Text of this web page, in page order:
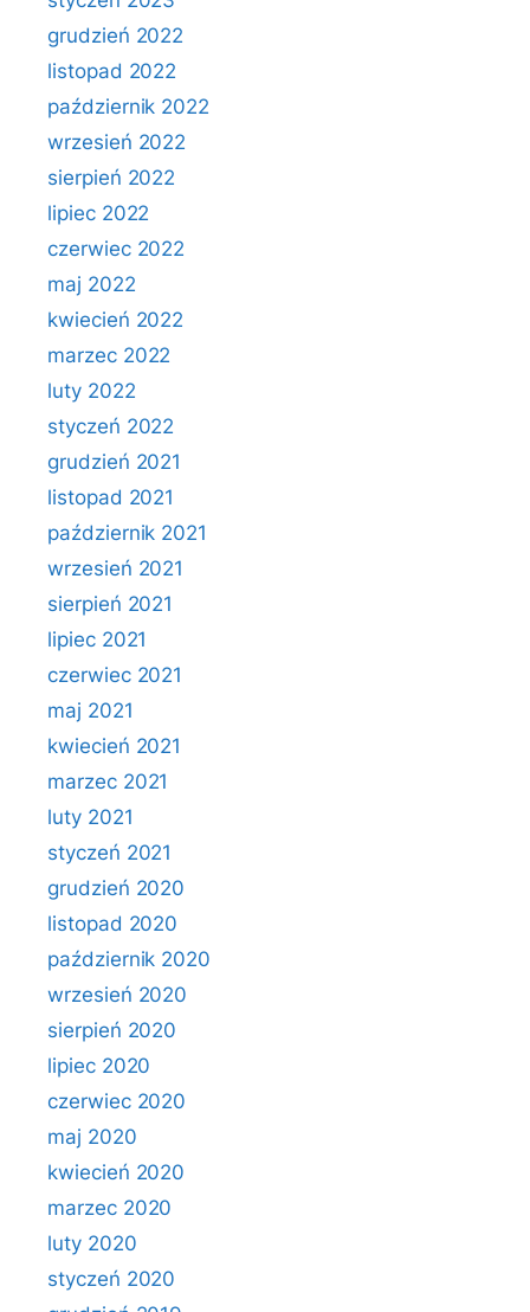
grudzień 2022
listopad 2022
październik 2022
wrzesień 2022
sierpień 2022
lipiec 2022
czerwiec 2022
maj 2022
kwiecień 2022
marzec 2022
luty 2022
styczeń 2022
grudzień 2021
listopad 2021
październik 2021
wrzesień 2021
sierpień 2021
lipiec 2021
czerwiec 2021
maj 2021
kwiecień 2021
marzec 2021
luty 2021
styczeń 2021
grudzień 2020
listopad 2020
październik 2020
wrzesień 2020
sierpień 2020
lipiec 2020
czerwiec 2020
maj 2020
kwiecień 2020
marzec 2020
luty 2020
styczeń 2020